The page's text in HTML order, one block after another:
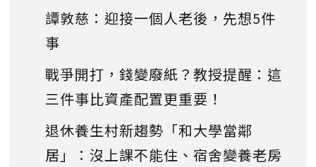
譚敦慈：迎接一個人老後，先想5件
事
戰爭開打，錢變廢紙？教授提醒：這
三件事比資產配置更重要！
退休養生村新趨勢「和大學當鄰
居」：沒上課不能住、宿舍變養老房